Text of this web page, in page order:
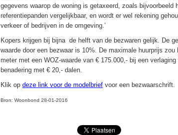
gegevens waarop de woning is getaxeerd, zoals
referentiepanden vergelijkbaar, en wordt er wel rekening
verkeer of bedrijven in de omgeving.’
Kopers krijgen bij bijna de helft van de bezwaren gelijk. De
waarde door een bezwaar is 10%. De maximale huurprijs
meter met een WOZ-waarde van € 175.000,- bij een
benadering met € 20,- dalen.
Klik op deze link voor de modelbrief voor een bezwaarschrift.
Bron: Woonbond 28-01-2016